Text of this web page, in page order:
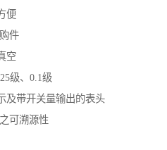
便
件
空
级、0.1级
及带开关量输出的表头
可溯源性